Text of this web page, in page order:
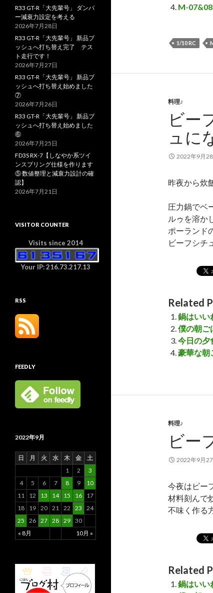
M-
1/10 RC
料理♪
ビー
ュに
2022年9月
昨夜から炊
圧力鍋でベ
ルゥを溶か
ポーランド
ビーフシチ
Related
鍋はいい
僕の朝ご
今日の夕
豪華な朝
料理♪
ビー
2022年9月
今夜はビー
材料刻んで
不味く作る
Related
鍋はいい
R33 GT-R「大先輩号」 ダンパ
ー減衰力設定を考える
2026年7月28日
R33 GT-R「大先輩号」 新品ブ
ッシュへ打ち替え完了 テス
ト走行です！
2026年7月27日
R33 GT-R「大先輩号」 新品ブ
ッシュへ打ち替え始めました
⑦
2026年7月26日
R33 GT-R「大先輩号」 新品ブ
ッシュへ打ち替え始めました
⑥
2026年7月25日
FD3S RX-7【しなやか系ツイ
ンスプリング仕様を作ります
⑤ 数値整理と減衰力設計の確
認】
2026年7月21日
VISITOR COUNTER
Visits since 2014
Your IP: 216.73.217.13
RSS
FEEDLY
2022年9月
日 月 火 水 木 金 土
« 8月 10月 »
1 2
3
4
5 6 7 8 9
10
11
12 13 14 15 16
17
18
19 20 21 22 23
24
25
26 27 28 29 30